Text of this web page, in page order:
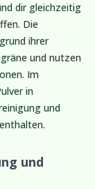
dir gleichzeitig
Die
ihrer
und nutzen
Im
in
und
und